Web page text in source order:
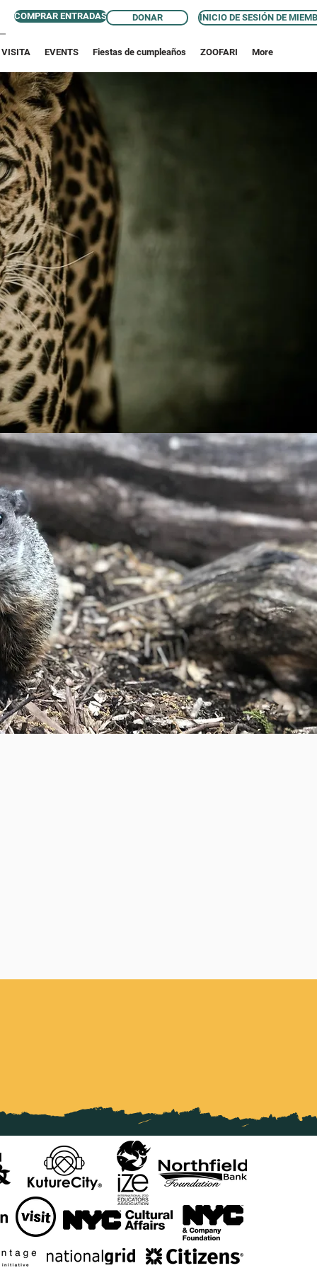
COMPRAR ENTRADAS DONAR INICIO DE SESIÓN DE
EVENTS Fiestas de cumpleaños ZOOFARI More